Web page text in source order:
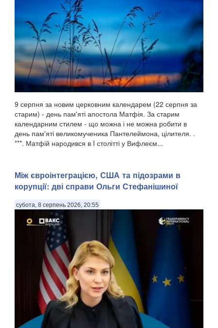
9 серпня за новим церковним календарем (22 серпня за
старим) - день пам'яті апостола Матфія. За старим
календарним стилем - що можна і не можна робити в
день пам'яті великомученика Пантелеймона, цілителя. .
***. Матфій народився в I столітті у Вифлеєм...
Між євроінтеграцією, США та підозрами в
корупції: дві справи Ольги Стефанішиної
субота, 8 серпень 2026, 20:55